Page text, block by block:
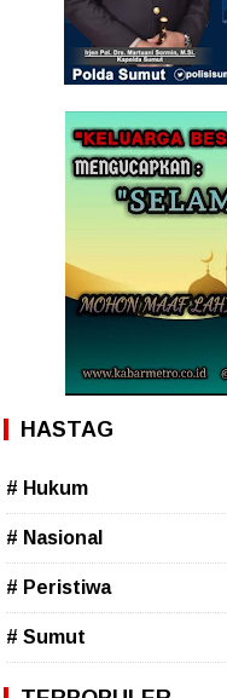
HASTAG
# Hukum
# Nasional
# Peristiwa
# Sumut